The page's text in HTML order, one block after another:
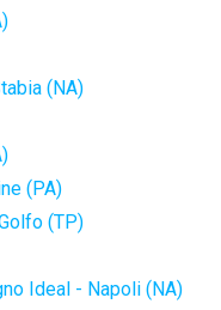
(NA)
(PA)
(TP)
Ideal - Napoli (NA)